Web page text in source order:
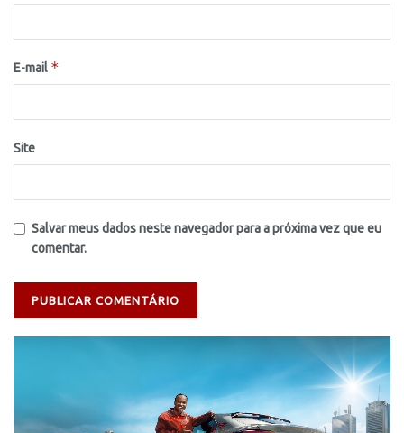
E-mail *
Site
Salvar meus dados neste navegador para a próxima vez que eu
comentar.